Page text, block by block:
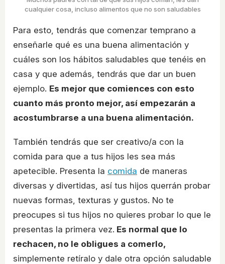
cualquier cosa, incluso alimentos que no son saludables
Para esto, tendrás que comenzar temprano a
enseñarle qué es una buena alimentación y
cuáles son los hábitos saludables que tenéis en
casa y que además, tendrás que dar un buen
ejemplo. Es mejor que comiences con esto
cuanto más pronto mejor, así empezarán a
acostumbrarse a una buena alimentación.
También tendrás que ser creativo/a con la
comida para que a tus hijos les sea más
apetecible. Presenta la comida de maneras
diversas y divertidas, así tus hijos querrán probar
nuevas formas, texturas y gustos. No te
preocupes si tus hijos no quieres probar lo que le
presentas la primera vez. Es normal que lo
rechacen, no le obligues a comerlo,
simplemente retíralo y dale otra opción saludable